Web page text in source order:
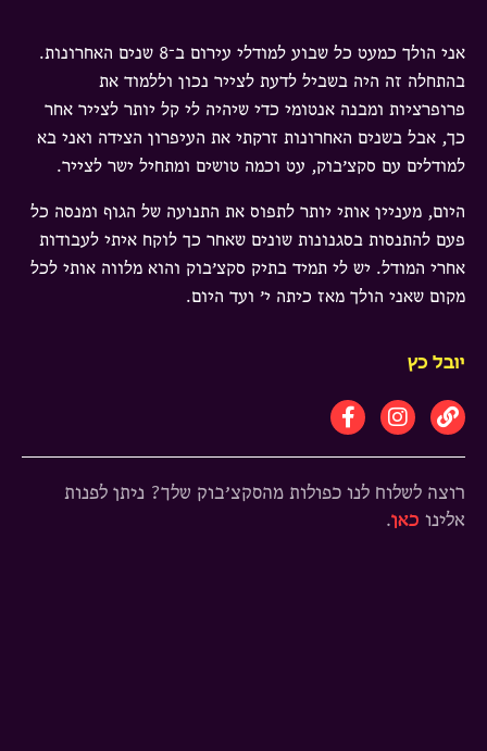
אני הולך כמעט כל שבוע למודלי עירום ב־8 שנים האחרונות.
בהתחלה זה היה בשביל לדעת לצייר נכון וללמוד את
פרופרציות ומבנה אנטומי כדי שיהיה לי קל יותר לצייר אחר
כך, אבל בשנים האחרונות זרקתי את העיפרון הצידה ואני בא
למודלים עם סקצ׳בוק, עט וכמה טושים ומתחיל ישר לצייר.
היום, מעניין אותי יותר לתפוס את התנועה של הגוף ומנסה כל
פעם להתנסות בסגנונות שונים שאחר כך לוקח איתי לעבודות
אחרי המודל. יש לי תמיד בתיק סקצ׳בוק והוא מלווה אותי לכל
מקום שאני הולך מאז כיתה י׳ ועד היום.
יובל כץ
רוצה לשלוח לנו כפולות מהסקצ׳בוק שלך? ניתן לפנות
אלינו כאן.